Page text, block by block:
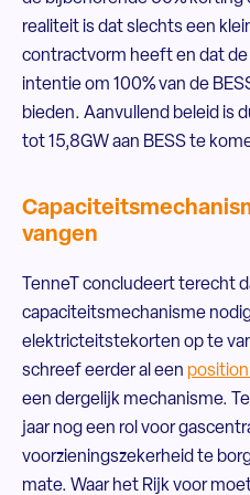
realiteit is dat slechts een
contractvorm heeft en dat
intentie om 100% van de
bieden. Aanvullend beleid is
tot 15,8GW aan BESS te
vangen
TenneT concludeert terecht
capaciteitsmechanisme
elektricteitstekorten op te
schreef eerder al een
een dergelijk mechanisme.
jaar nog een rol voor
voorzieningszekerheid te
mate. Waar het Rijk voor